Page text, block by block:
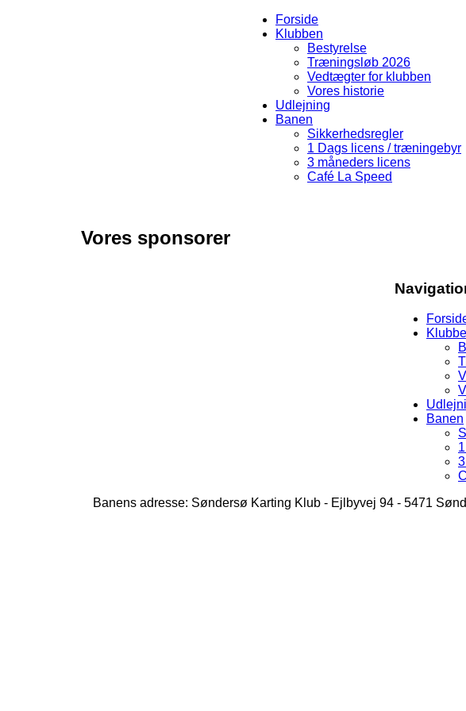
Forside
Klubben
Bestyrelse
Træningsløb 2026
Vedtægter for klubben
Vores historie
Udlejning
Banen
Sikkerhedsregler
1 Dags licens / træningebyr
3 måneders licens
Café La Speed
Vores sponsorer
Banen
Banens adresse: Søndersø Karting Klub - Ejlbyvej 94 - 5471